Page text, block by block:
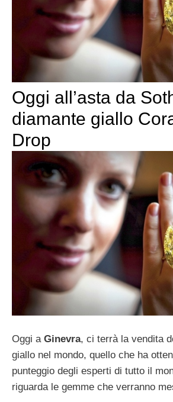
Oggi all’asta da
diamante giallo
Drop
Oggi a Ginevra, ci terrà la vendita
giallo nel mondo, quello che ha
punteggio degli esperti di tutto il
riguarda le gemme che verranno